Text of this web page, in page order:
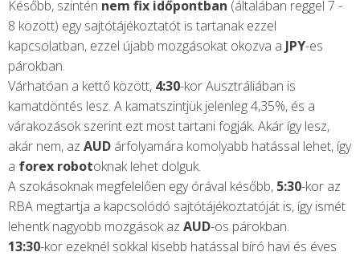
Később, szintén nem fix időpontban (általában reggel 7 -
8 között) egy sajtótájékoztatót is tartanak ezzel
kapcsolatban, ezzel újabb mozgásokat okozva a JPY-es
párokban.
Várhatóan a kettő között, 4:30-kor Ausztráliában is
kamatdöntés lesz. A kamatszintjük jelenleg 4,35%, és a
várakozások szerint ezt most tartani fogják. Akár így lesz,
akár nem, az AUD árfolyamára komolyabb hatással lehet, így
a forex robotoknak lehet dolguk.
A szokásoknak megfelelően egy órával később, 5:30-kor az
RBA megtartja a kapcsolódó sajtótájékoztatóját is, így ismét
lehentk nagyobb mozgások az AUD-os párokban.
13:30-kor ezeknél sokkal kisebb hatással bíró havi és éves